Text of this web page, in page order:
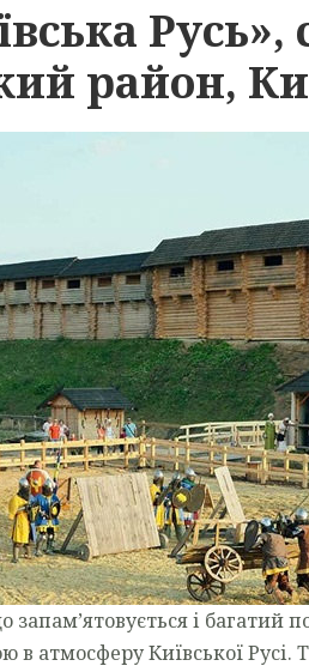
Русь»,
район,
запам’ятовується і багатий
в атмосферу Київської